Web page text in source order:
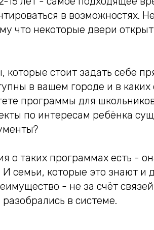
в возможностях.
что некоторые двери
которые стоит задать себе
в вашем городе и в каких
программы для
по интересам ребёнка
о таких программах есть -
семьи, которые это знают и
- не за счёт
в системе.